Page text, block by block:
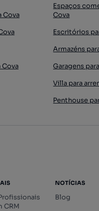
Cova
Cova
Espaços
Cova
Escritórios
Armazéns
Garagens
Villa para
Penthouse
CRM
NOTÍCIAS
Blog